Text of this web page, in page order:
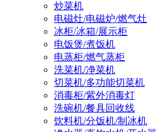
炒菜机
电磁灶/电磁炉/燃气灶
冰柜/冰箱/展示柜
电饭煲/煮饭机
电蒸柜/燃气蒸柜
洗菜机/净菜机
切菜机/多功能切菜机
消毒柜/紫外消毒灯
洗碗机/餐具回收线
饮料机/分饭机/制冰机